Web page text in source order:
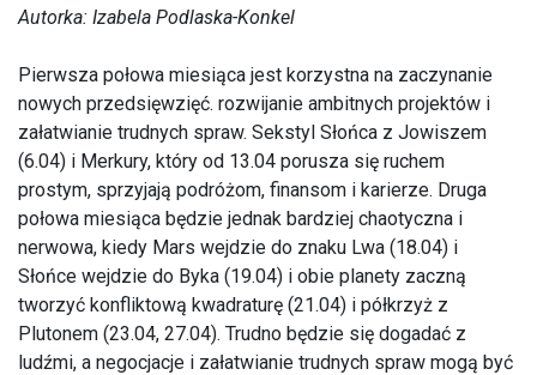
Autorka: Izabela Podlaska-Konkel
Pierwsza połowa miesiąca jest korzystna na zaczynanie
nowych przedsięwzięć. rozwijanie ambitnych projektów i
załatwianie trudnych spraw. Sekstyl Słońca z Jowiszem
(6.04) i Merkury, który od 13.04 porusza się ruchem
prostym, sprzyjają podróżom, finansom i karierze. Druga
połowa miesiąca będzie jednak bardziej chaotyczna i
nerwowa, kiedy Mars wejdzie do znaku Lwa (18.04) i
Słońce wejdzie do Byka (19.04) i obie planety zaczną
tworzyć konfliktową kwadraturę (21.04) i półkrzyż z
Plutonem (23.04, 27.04). Trudno będzie się dogadać z
ludźmi, a negocjacje i załatwianie trudnych spraw mogą być